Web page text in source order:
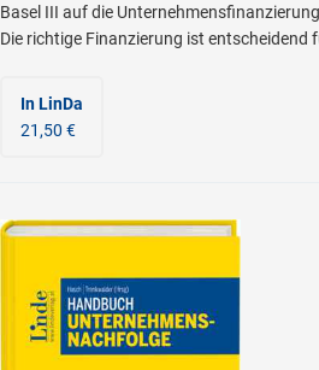
Basel III auf die
Die richtige Finanzierung ist entscheidend
In LinDa
21,50 €